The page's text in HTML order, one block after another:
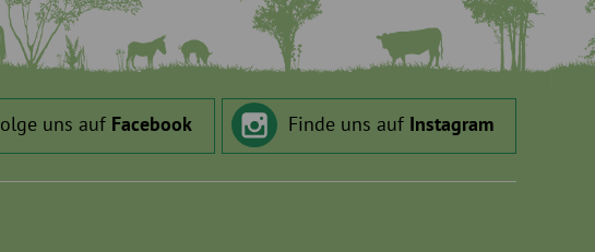
uns auf Facebook Finde uns auf Instagram